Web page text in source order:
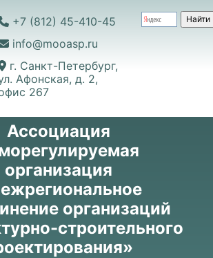
+7 (812) 45-410-45
info@mooasp.ru
г. Санкт-Петербург,
Афонская, д. 2,
267
Ассоциация
организация
организаций
строительного